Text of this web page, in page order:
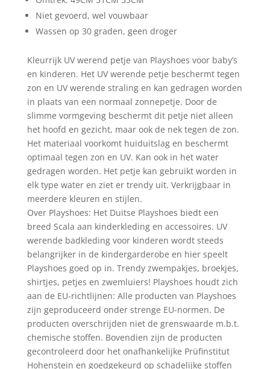
Niet gevoerd, wel vouwbaar
Wassen op 30 graden, geen droger
Kleurrijk UV werend petje van Playshoes voor baby’s
en kinderen. Het UV werende petje beschermt tegen
zon en UV werende straling en kan gedragen worden
in plaats van een normaal zonnepetje. Door de
slimme vormgeving beschermt dit petje niet alleen
het hoofd en gezicht, maar ook de nek tegen de zon.
Het materiaal voorkomt huiduitslag en beschermt
optimaal tegen zon en UV. Kan ook in het water
gedragen worden. Het petje kan gebruikt worden in
elk type water en ziet er trendy uit. Verkrijgbaar in
meerdere kleuren en stijlen.
Over Playshoes: Het Duitse Playshoes biedt een
breed Scala aan kinderkleding en accessoires. UV
werende badkleding voor kinderen wordt steeds
belangrijker in de kindergarderobe en hier speelt
Playshoes goed op in. Trendy zwempakjes, broekjes,
shirtjes, petjes en zwemluiers! Playshoes houdt zich
aan de EU-richtlijnen: Alle producten van Playshoes
zijn geproduceerd onder strenge EU-normen. De
producten overschrijden niet de grenswaarde m.b.t.
chemische stoffen. Bovendien zijn de producten
gecontroleerd door het onafhankelijke Prüfinstitut
Hohenstein en goedgekeurd op schadelijke stoffen